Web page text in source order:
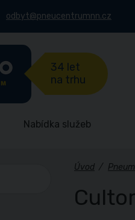
odbyt@pneucentrumnn.cz
34 let
na trhu
Nabídka služeb
Úvod /